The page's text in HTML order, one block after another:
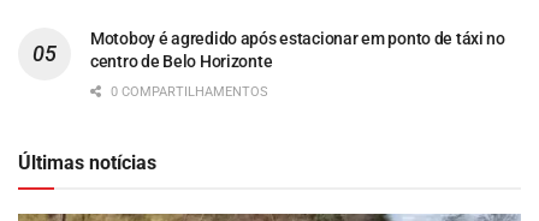
Motoboy é agredido após estacionar em ponto de táxi no
centro de Belo Horizonte
0 COMPARTILHAMENTOS
Últimas notícias